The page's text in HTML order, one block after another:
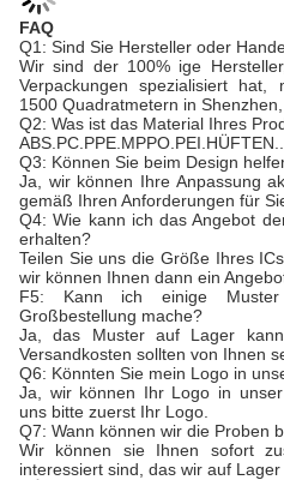
FAQ
Q1: Sind Sie Hersteller oder
Wir sind der 100% ige
Verpackungen spezialisiert hat,
1500 Quadratmetern in Shenzhen,
Q2: Was ist das Material Ihres
Q3: Können Sie beim Design
Ja, wir können Ihre Anpassung
gemäß Ihren Anforderungen für
Q4: Wie kann ich das Angebot
erhalten?
Teilen Sie uns die Größe Ihres
wir können Ihnen dann ein
F5: Kann ich einige
Großbestellung mache?
Ja, das Muster auf Lager
Versandkosten sollten von Ihnen
Q6: Könnten Sie mein Logo in
Ja, wir können Ihr Logo in
uns bitte zuerst Ihr Logo.
Q7: Wann können wir die Proben
Wir können sie Ihnen sofort
interessiert sind, das wir auf